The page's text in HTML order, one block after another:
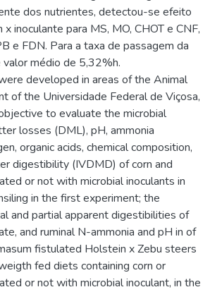
dos nutrientes, detectou-se efeito
inoculante para MS, MO, CHOT e CNF,
e FDN. Para a taxa de passagem da
médio de 5,32%h.
developed in areas of the Animal
of the Universidade Federal de Viçosa,
to evaluate the microbial
losses (DML), pH, ammonia
organic acids, chemical composition,
digestibility (IVDMD) of corn and
or not with microbial inoculants in
in the first experiment; the
and partial apparent digestibilities of
and ruminal N-ammonia and pH in of
fistulated Holstein x Zebu steers
fed diets containing corn or
or not with microbial inoculant, in the